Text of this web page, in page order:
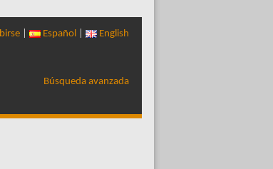
Español English
Búsqueda avanzada